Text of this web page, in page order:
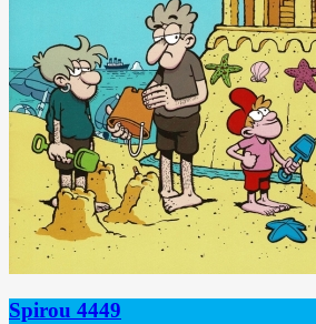
Spirou 4449